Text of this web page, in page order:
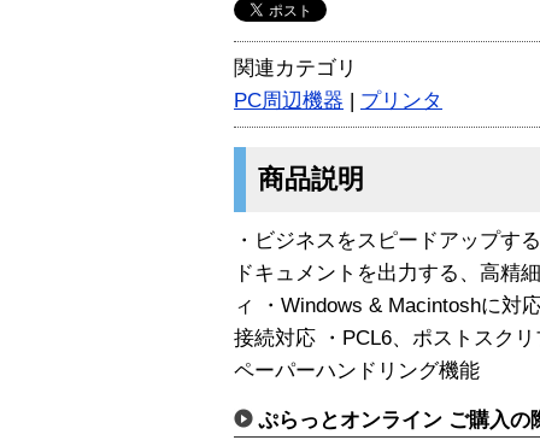
関連カテゴリ
PC周辺機器 | プリンタ
商品説明
・ビジネスをスピードアップす
ドキュメントを出力する、高精
ィ ・Windows & Macintoshに対
接続対応 ・PCL6、ポストスク
ペーパーハンドリング機能
ぷらっとオンライン ご購入の